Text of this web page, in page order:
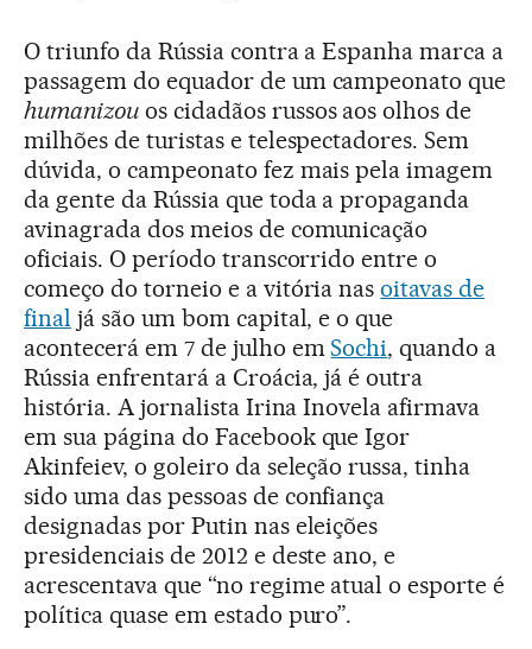
O triunfo da Rússia contra a Espanha marca a
passagem do equador de um campeonato que
humanizouos cidadãos russos aos olhos de
milhões de turistas e telespectadores. Sem
dúvida, o campeonato fez mais pela imagem
da gente da Rússia que toda a propaganda
avinagrada dos meios de comunicação
oficiais. O período transcorrido entre o
começo do torneio e a vitória nasoitavas de
final já são um bom capital, e o que
acontecerá em 7 de julho emSochi, quando a
Rússia enfrentará a Croácia, já é outra
história. A jornalista Irina Inovela afirmava
em sua página do Facebook que Igor
Akinfeiev, o goleiro da seleção russa, tinha
sido uma das pessoas de confiança
designadas por Putin nas eleições
presidenciais de 2012 e deste ano, e
acrescentava que “no regime atual o esporte é
política quase em estado puro”.